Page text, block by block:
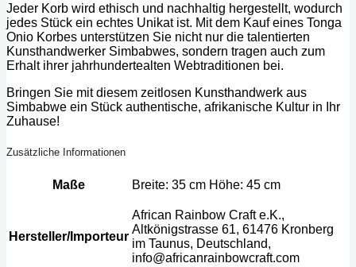
Jeder Korb wird ethisch und nachhaltig hergestellt, wodurch
jedes Stück ein echtes Unikat ist. Mit dem Kauf eines Tonga
Onio Korbes unterstützen Sie nicht nur die talentierten
Kunsthandwerker Simbabwes, sondern tragen auch zum
Erhalt ihrer jahrhundertealten Webtraditionen bei.
Bringen Sie mit diesem zeitlosen Kunsthandwerk aus
Simbabwe ein Stück authentische, afrikanische Kultur in Ihr
Zuhause!
Zusätzliche Informationen
Maße Breite: 35 cm Höhe: 45 cm
Hersteller/Importeur
African Rainbow Craft e.K.,
Altkönigstrasse 61, 61476 Kronberg
im Taunus, Deutschland,
info@africanrainbowcraft.com